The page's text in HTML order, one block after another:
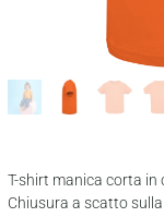
T-shirt manica corta in
Chiusura a scatto